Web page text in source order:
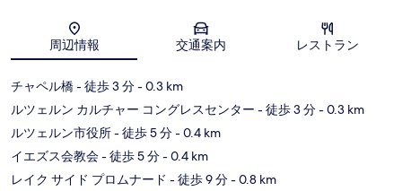
地図
周辺情報 交通案内 レストラン
チャペル橋- 徒歩 3 分- 0.3 km
ルツェルン カルチャー コングレスセンター - 徒歩 3 分- 0.3 km
ルツェルン市役所- 徒歩 5 分- 0.4 km
イエズス会教会- 徒歩 5 分- 0.4 km
レイク サイド プロムナード - 徒歩 9 分- 0.8 km